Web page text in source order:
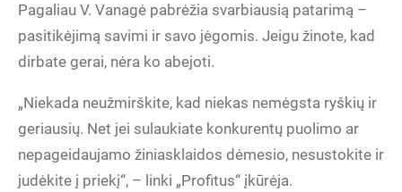
Pagaliau V. Vanagė pabrėžia svarbiausią patarimą –
pasitikėjimą savimi ir savo jėgomis. Jeigu žinote, kad
dirbate gerai, nėra ko abejoti.
„Niekada neužmirškite, kad niekas nemėgsta ryškių ir
geriausių. Net jei sulaukiate konkurentų puolimo ar
nepageidaujamo žiniasklaidos dėmesio, nesustokite ir
judėkite į priekį“, – linki „Profitus“ įkūrėja.